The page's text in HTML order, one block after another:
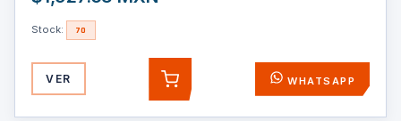
Stock: 70
VER AGREGAR WHATSAPP